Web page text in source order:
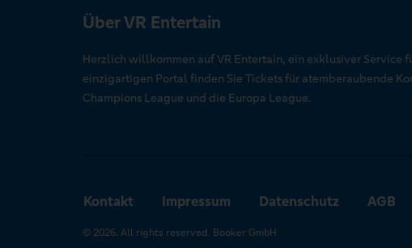
Über VR Entertain
Herzlich willkommen auf VR Entertain, ein exklusiver Service
einzigartigen Portal finden Sie Tickets für atemberaubende
Champions League und die Europa League.
Kontakt Impressum Datenschutz AGB
© 2026. All rights reserved. Booker GmbH